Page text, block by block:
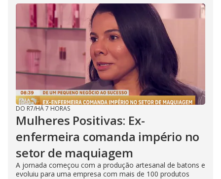
DO R7/HÁ 7 HORAS
Mulheres Positivas: Ex-
enfermeira comanda império no
setor de maquiagem
A jornada começou com a produção artesanal de batons e
evoluiu para uma empresa com mais de 100 produtos